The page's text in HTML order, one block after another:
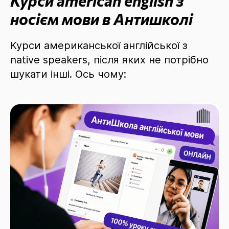
носієм мови в Антишколі
Курси американської англійської з
native speakers, після яких не потрібно
шукати інші. Ось чому: